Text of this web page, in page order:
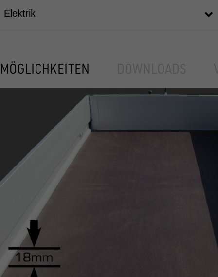
Elektrik
MÖGLICHKEITEN